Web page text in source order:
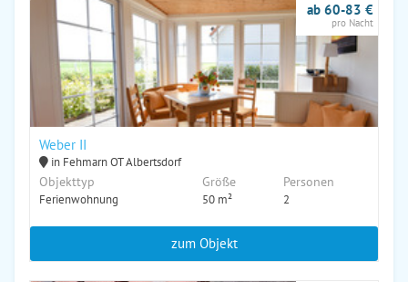
Weber II
in Fehmarn OT Albertsdorf
Objekttyp
Ferienwohnung
Größe
50 m²
Personen
2
ab 60-83 €
pro Nacht
zum Objekt